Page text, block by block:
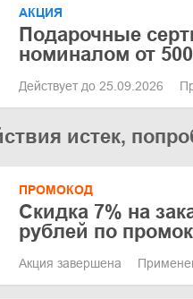
АКЦИЯ
Подарочные
номиналом от
Действует до 25.09.2026
истек,
ПРОМОКОД
Скидка 7% на
рублей по
Акция завершена